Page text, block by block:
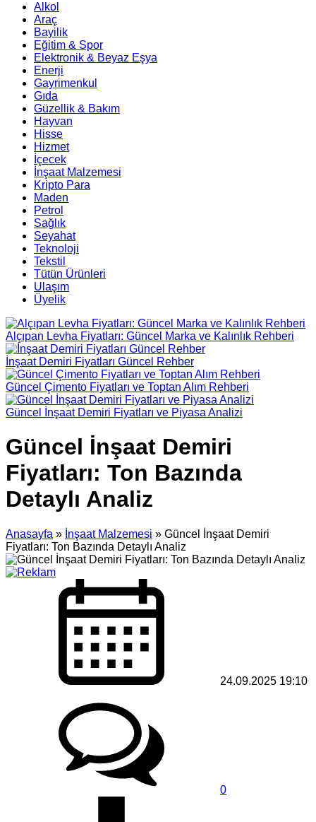
Alkol
Araç
Bayilik
Eğitim & Spor
Elektronik & Beyaz Eşya
Enerji
Gayrimenkul
Gıda
Güzellik & Bakım
Hayvan
Hisse
Hizmet
İçecek
İnşaat Malzemesi
Kripto Para
Maden
Petrol
Sağlık
Seyahat
Teknoloji
Tekstil
Tütün Ürünleri
Ulaşım
Üyelik
Alçıpan Levha Fiyatları: Güncel Marka ve Kalınlık Rehberi
İnşaat Demiri Fiyatları Güncel Rehber
Güncel Çimento Fiyatları ve Toptan Alım Rehberi
Güncel İnşaat Demiri Fiyatları ve Piyasa Analizi
Güncel İnşaat Demiri
Fiyatları: Ton Bazında
Detaylı Analiz
Anasayfa » İnşaat Malzemesi » Güncel İnşaat Demiri
Fiyatları: Ton Bazında Detaylı Analiz
24.09.2025 19:10
0